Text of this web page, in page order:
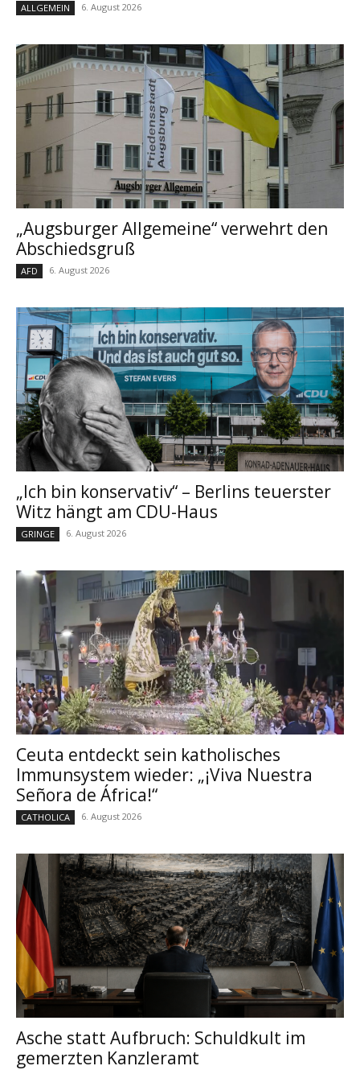
ALLGEMEIN 6. August 2026
„Augsburger Allgemeine“ verwehrt den
Abschiedsgruß
AFD 6. August 2026
„Ich bin konservativ“ – Berlins teuerster
Witz hängt am CDU-Haus
GRINGE 6. August 2026
Ceuta entdeckt sein katholisches
Immunsystem wieder: „¡Viva Nuestra
Señora de África!“
CATHOLICA 6. August 2026
Asche statt Aufbruch: Schuldkult im
gemerzten Kanzleramt